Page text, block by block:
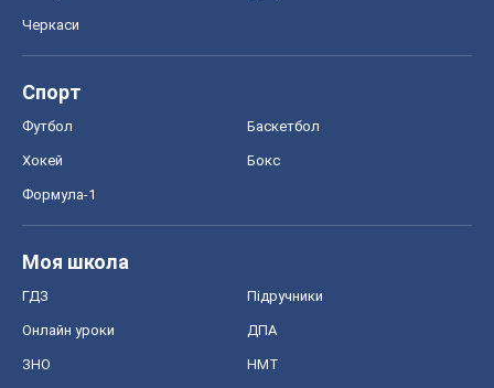
Черкаси
Спорт
Футбол Баскетбол
Хокей Бокс
Формула-1
Моя школа
ГДЗ Підручники
Онлайн уроки ДПА
ЗНО НМТ